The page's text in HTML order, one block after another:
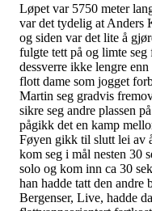
Løpet var 5750 meter
var det tydelig at Anders
og siden var det lite å
fulgte tett på og limte
dessverre ikke lengre
flott dame som jogget
Martin seg gradvis
sikre seg andre plassen
pågikk det en kamp
Føyen gikk til slutt lei av
kom seg i mål nesten 30
solo og kom inn ca 30
han hadde tatt den andre
Bergenser, Live, hadde